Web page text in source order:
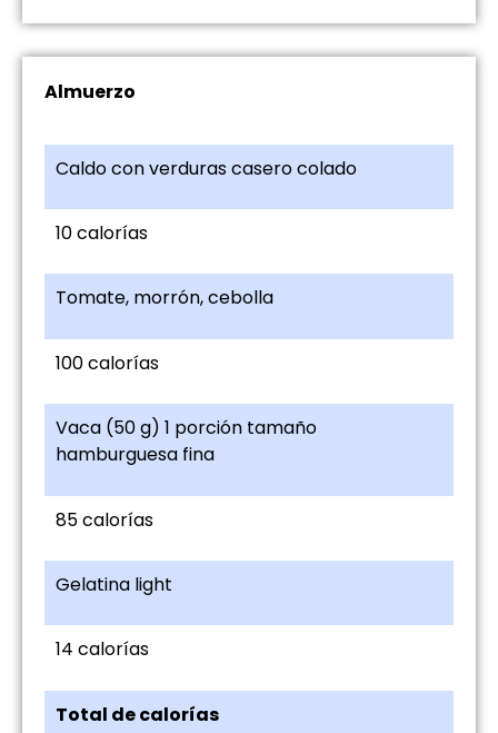
Almuerzo
Caldo con verduras casero colado
10 calorías
Tomate, morrón, cebolla
100 calorías
Vaca (50 g) 1 porción tamaño
hamburguesa fina
85 calorías
Gelatina light
14 calorías
Total de calorías